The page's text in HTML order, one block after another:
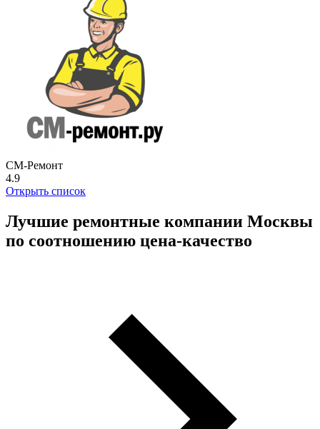
СМ-Ремонт
4.9
Открыть список
Лучшие ремонтные компании Москвы
по соотношению цена-качество